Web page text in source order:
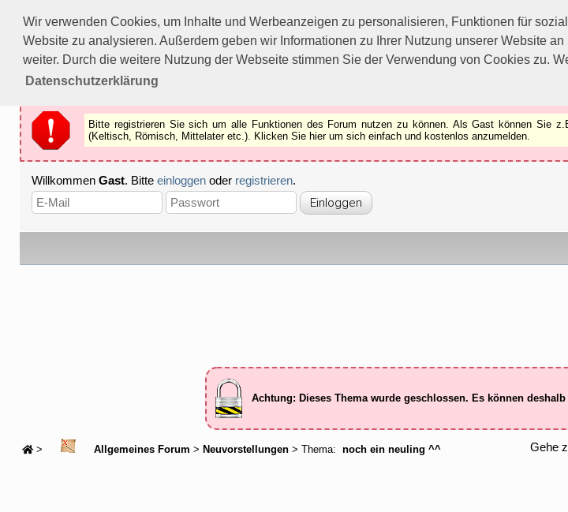
Wir verwenden Cookies, um Inhalte und Werbeanzeigen zu personalisieren, Funktionen für
Website zu analysieren. Außerdem geben wir Informationen zu Ihrer Nutzung unserer Website
weiter. Durch die weitere Nutzung der Webseite stimmen Sie der Verwendung von Cookies zu.
Datenschutzerklärung
Bitte registrieren Sie sich um alle Funktionen des Forums nutzen zu können.
Als Gast können Sie z.B.keine Bilderbetrachten.
Registrieren
Schliessen
Bitte registrieren Sie sich um alle Funktionen des Forum nutzen zu können. Als Gast können Sie
(Keltisch, Römisch, Mittelater etc.). Klicken Sie hier um sich einfach und kostenlos anzumelden.
Willkommen Gast. Bitte einloggen oder registrieren.
Achtung: Dieses Thema wurde geschlossen. Es können
> Allgemeines Forum > Neuvorstellungen > Thema: noch ein neuling ^^ Gehe